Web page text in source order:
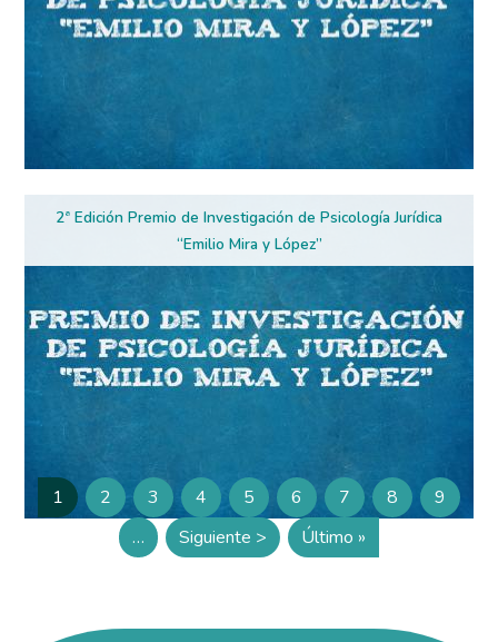
2ª Edición Premio de Investigación de Psicología Jurídica
“Emilio Mira y López”
Paginación
Página
1 Página
2 Página
3 Página
4 Página
5 Página
6 Página
7 Página
8 Página
9
…
Siguiente página
Siguiente > Última página
Último »